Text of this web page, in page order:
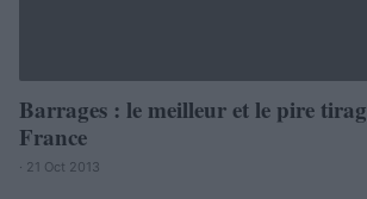
Barrages : le meilleur et le pire
France
· 21 Oct 2013